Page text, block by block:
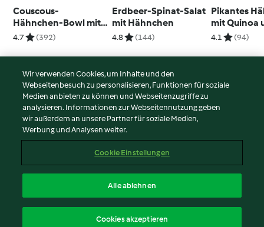
Couscous-
Hähnchen-Bowl mit
Feta und Paprikadip
4.7 (392)
Erdbeer-Spinat-Salat
mit Hähnchen
4.8 (144)
Pikantes
mit Quinoa
4.1 (94)
© Copyright 2026
Nutzungsbedingungen
Datenschutzrichtlinien
Impressum
Inhalt melden
Wir verwenden Cookies, um Inhalte und den
Webseitenbesuch zu personalisieren, Funktionen für soziale
Medien anbieten zu können und Webseitenzugriffe zu
analysieren. Informationen zur Webseitennutzung geben
wir außerdem an unsere Partner für soziale Medien,
Werbung und Analysen weiter.
Cookie Einstellungen
Alle ablehnen
Cookies akzeptieren